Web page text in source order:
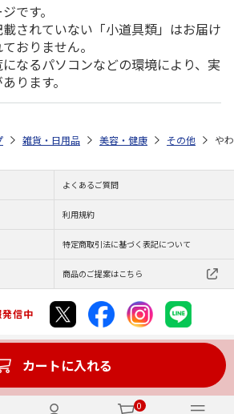
0
です。
されていない「小道具類」はお届け
おりません。
なるパソコンなどの環境により、実
ります。
カートに入れる
雑貨・日用品 美容・健康 その他 や
よくあるご質問
利用規約
特定商取引法に基づく表記について
商品のご提案はこちら
信中